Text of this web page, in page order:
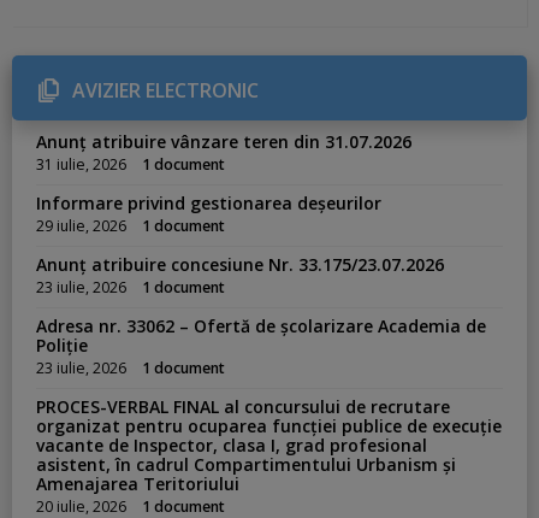
r
i
e
s
AVIZIER ELECTRONIC
Anunț atribuire vânzare teren din 31.07.2026
31 iulie, 2026 1 document
Informare privind gestionarea deșeurilor
29 iulie, 2026 1 document
Anunț atribuire concesiune Nr. 33.175/23.07.2026
23 iulie, 2026 1 document
Adresa nr. 33062 – Ofertă de școlarizare Academia de
Poliție
23 iulie, 2026 1 document
PROCES-VERBAL FINAL al concursului de recrutare
organizat pentru ocuparea funcției publice de execuție
vacante de Inspector, clasa I, grad profesional
asistent, în cadrul Compartimentului Urbanism și
Amenajarea Teritoriului
20 iulie, 2026 1 document